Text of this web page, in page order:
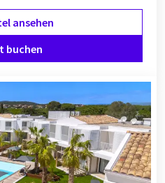
ansehen
buchen